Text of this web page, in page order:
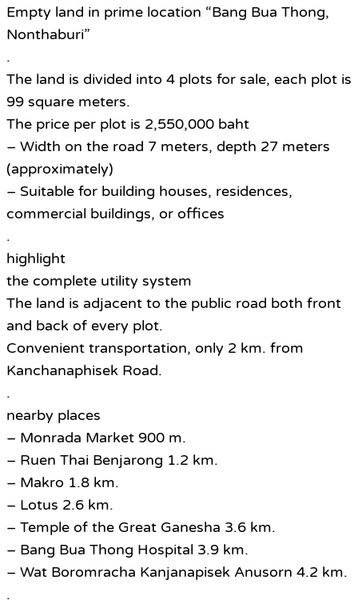
Empty land in prime location “Bang Bua Thong,
Nonthaburi”
.
The land is divided into 4 plots for sale, each plot is
99 square meters.
The price per plot is 2,550,000 baht
– Width on the road 7 meters, depth 27 meters
(approximately)
– Suitable for building houses, residences,
commercial buildings, or offices
.
highlight
the complete utility system
The land is adjacent to the public road both front
and back of every plot.
Convenient transportation, only 2 km. from
Kanchanaphisek Road.
.
nearby places
– Monrada Market 900 m.
– Ruen Thai Benjarong 1.2 km.
– Makro 1.8 km.
– Lotus 2.6 km.
– Temple of the Great Ganesha 3.6 km.
– Bang Bua Thong Hospital 3.9 km.
– Wat Boromracha Kanjanapisek Anusorn 4.2 km.
.